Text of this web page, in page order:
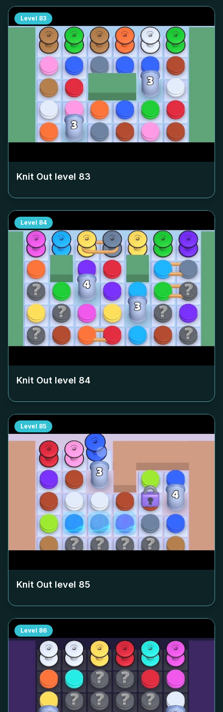
Level 83
Knit Out level 83
Level 84
Knit Out level 84
Level 85
Knit Out level 85
Level 86